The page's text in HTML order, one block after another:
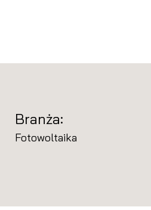
Branża:
Fotowoltaika